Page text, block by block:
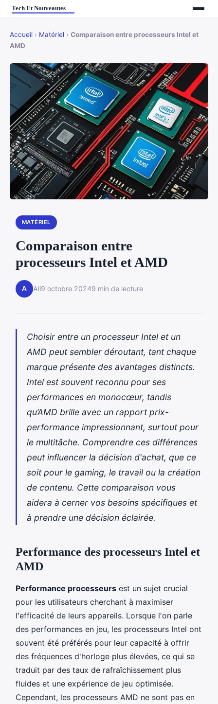
Accueil › Matériel › Comparaison entre processeurs Intel et
AMD
MATÉRIEL
Comparaison entre
processeurs Intel et AMD
A Ali9 octobre 20249 min de lecture
Choisir entre un processeur Intel et un
AMD peut sembler déroutant, tant chaque
marque présente des avantages distincts.
Intel est souvent reconnu pour ses
performances en monocœur, tandis
qu’AMD brille avec un rapport prix-
performance impressionnant, surtout pour
le multitâche. Comprendre ces différences
peut influencer la décision d'achat, que ce
soit pour le gaming, le travail ou la création
de contenu. Cette comparaison vous
aidera à cerner vos besoins spécifiques et
à prendre une décision éclairée.
Performance des processeurs Intel et
AMD
Performance processeurs est un sujet crucial
pour les utilisateurs cherchant à maximiser
l'efficacité de leurs appareils. Lorsque l'on parle
des performances en jeu, les processeurs Intel ont
souvent été préférés pour leur capacité à offrir
des fréquences d'horloge plus élevées, ce qui se
traduit par des taux de rafraîchissement plus
fluides et une expérience de jeu optimisée.
Cependant, les processeurs AMD ne sont pas en